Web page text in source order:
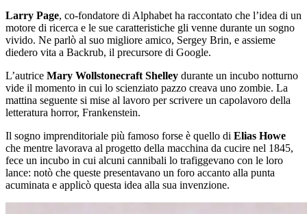
Larry Page, co-fondatore di Alphabet ha raccontato che l’idea di un
motore di ricerca e le sue caratteristiche gli venne durante un sogno
vivido. Ne parlò al suo migliore amico, Sergey Brin, e assieme
diedero vita a Backrub, il precursore di Google.
L’autrice Mary Wollstonecraft Shelley durante un incubo notturno
vide il momento in cui lo scienziato pazzo creava uno zombie. La
mattina seguente si mise al lavoro per scrivere un capolavoro della
letteratura horror, Frankenstein.
Il sogno imprenditoriale più famoso forse è quello di Elias Howe
che mentre lavorava al progetto della macchina da cucire nel 1845,
fece un incubo in cui alcuni cannibali lo trafiggevano con le loro
lance: notò che queste presentavano un foro accanto alla punta
acuminata e applicò questa idea alla sua invenzione.